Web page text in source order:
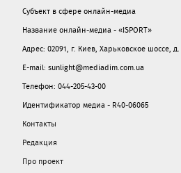
Субъект в сфере онлайн-медиа
Название онлайн-медиа - «ISPORT»
Адрес: 02091, г. Киев, Харьковское шоссе,
E-mail: sunlight@mediadim.com.ua
Телефон: 044-205-43-00
Идентификатор медиа - R40-06065
Контакты
Редакция
Про проект